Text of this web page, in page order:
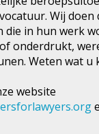
Wij doen
die in hun werk
onderdrukt,
Weten wat u
website